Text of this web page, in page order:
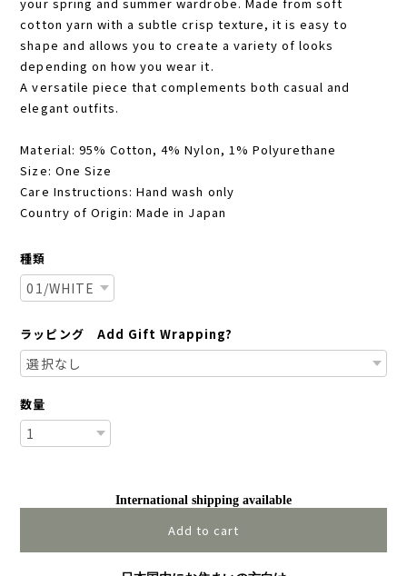
your spring and summer wardrobe. Made from soft
cotton yarn with a subtle crisp texture, it is easy to
shape and allows you to create a variety of looks
depending on how you wear it.
A versatile piece that complements both casual and
elegant outfits.
Material: 95% Cotton, 4% Nylon, 1% Polyurethane
Size: One Size
Care Instructions: Hand wash only
Country of Origin: Made in Japan
種類
ラッピング Add Gift Wrapping?
数量
International shipping available
Add to cart